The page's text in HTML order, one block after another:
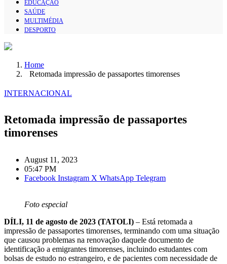
EDUCAÇÃO
SAÚDE
MULTIMÉDIA
DESPORTO
Home
Retomada impressão de passaportes timorenses
INTERNACIONAL
Retomada impressão de passaportes
timorenses
August 11, 2023
05:47 PM
Facebook Instagram X WhatsApp Telegram
Foto especial
DÍLI, 11 de agosto de 2023 (TATOLI) – Está retomada a
impressão de passaportes timorenses, terminando com uma situação
que causou problemas na renovação daquele documento de
identificação a emigrantes timorenses, incluindo estudantes com
bolsas de estudo no estrangeiro, e de pacientes com necessidade de